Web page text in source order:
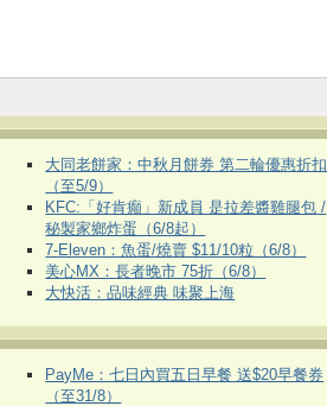
大同老餅家：中秋月餅券 第二輪優惠折扣
（至5/9）
KFC:「好肯癲」新成員 是拉差醬雞腿包 /
秘製家鄉炸蛋（6/8起）
7-Eleven：魚蛋/燒賣 $11/10粒（6/8）
美心MX：長者晚市 75折（6/8）
大快活：品味經典 味聚上海
PayMe：七日內買五日早餐 送$20早餐券
（至31/8）